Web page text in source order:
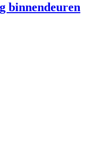
binnendeuren